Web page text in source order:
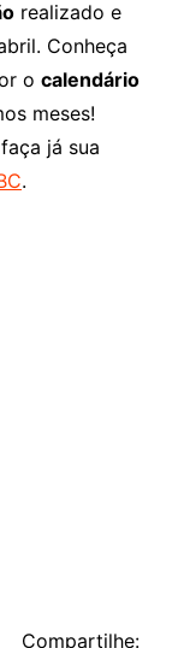
realizado e
Conheça
o calendário
meses!
já sua
.
Compartilhe: